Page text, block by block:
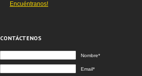
Encuéntranos!
CONTÁCTENOS
Nombre*
Email*